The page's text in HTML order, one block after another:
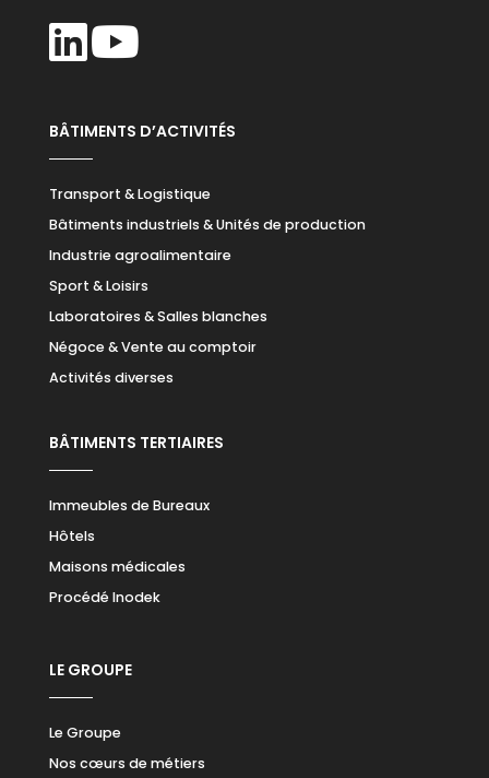
BÂTIMENTS D’ACTIVITÉS
Transport & Logistique
Bâtiments industriels & Unités de production
Industrie agroalimentaire
Sport & Loisirs
Laboratoires & Salles blanches
Négoce & Vente au comptoir
Activités diverses
BÂTIMENTS TERTIAIRES
Immeubles de Bureaux
Hôtels
Maisons médicales
Procédé Inodek
LE GROUPE
Le Groupe
Nos cœurs de métiers